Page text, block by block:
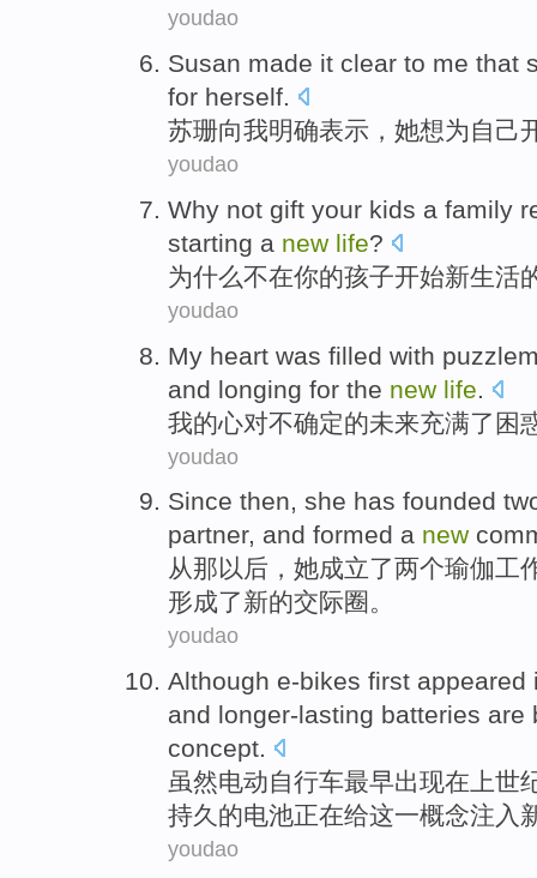
youdao
Susan made it clear to me that
for herself.
苏珊向我明确表示， 她想为 自己
youdao
Why not gift your kids a family
starting a new life?
为什么不在你的孩子开始新生活
youdao
My heart was filled with
and longing for the new life
我的心对不确定的未来充满了 困
youdao
Since then, she has founded
partner, and formed a new
从那以后 ， 她成立了两个瑜伽工
形成了新的交际圈 。
youdao
Although e-bikes first appeared
and longer-lasting batteries are
concept.
虽然电动自行车最早出现在 上世
持久 的电池正在给这一概念注入
youdao